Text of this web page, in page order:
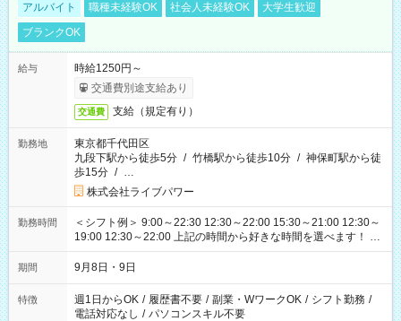
アルバイト 職種未経験OK 社会人未経験OK
大学生歓迎
ブランクOK
給与
時給1250円～
交通費別途支給あり
交通費 支給（規定有り）
勤務地
東京都千代田区
九段下駅から徒歩5分 / 竹橋駅から徒歩10分 / 神保町駅から徒
歩15分 / …
株式会社ライブパワー
勤務時間
＜シフト例＞ 9:00～22:30 12:30～22:00 15:30～21:00 12:30～
19:00 12:30～22:00 上記の時間から好きな時間を選べます！ ※
時間は変更となる可能性があります
期間 9月8日・9日
特徴 週1日からOK / 履歴書不要 / 副業・WワークOK / シフト勤務 /
電話対応なし / パソコンスキル不要